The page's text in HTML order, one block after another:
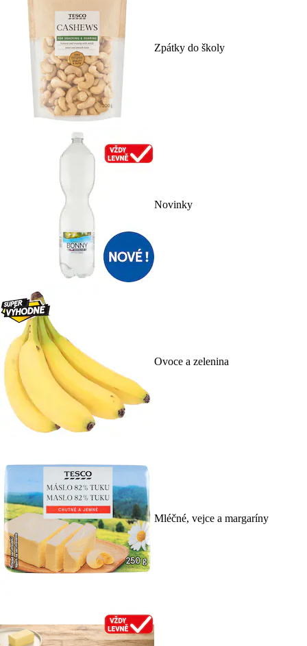
Zpátky do školy
Novinky
Ovoce a zelenina
Mléčné, vejce a margaríny